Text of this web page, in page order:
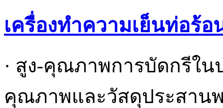
เครื่องทำความเย็นท่อร้อ
· สูง-คุณภาพการบัดกรีใน
คุณภาพและวัสดุประสาน